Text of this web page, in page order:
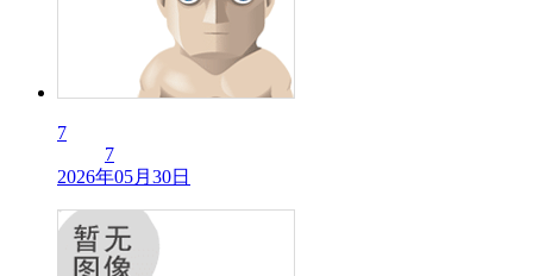
7
7
2026年05月30日